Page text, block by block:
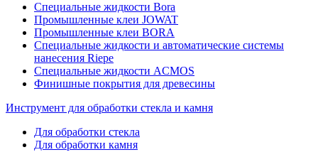
Специальные жидкости Bora
Промышленные клеи JOWAT
Промышленные клеи BORA
Специальные жидкости и автоматические системы
нанесения Riepe
Специальные жидкости ACMOS
Финишные покрытия для древесины
Инструмент для обработки стекла и камня
Для обработки стекла
Для обработки камня